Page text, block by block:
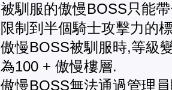
被馴服的傲慢BOSS只能
限制到半個騎士攻擊力的
傲慢BOSS被馴服時,等級
為100 + 傲慢樓層.
傲慢BOSS無法通過管理